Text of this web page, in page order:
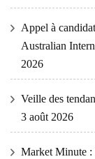
Appel à
Australian
2026
Veille des
3 août 2026
Market Minute :